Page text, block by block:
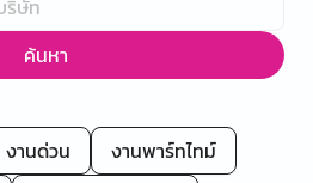
ค้นหา
งานด่วน
งานพาร์ทไทม์